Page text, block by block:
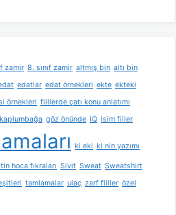
zamir 8. sınıf zamir altmış bin altı bin
edatlar edat örnekleri ekte ekteki
örnekleri fiillerde çatı konu anlatımı
göz önünde IQ isim fiiler
ki eki ki nin yazımı
hoca fıkraları Sivit Sweat Sweatshirt
tamlamalar ulaç zarf fiiller özel